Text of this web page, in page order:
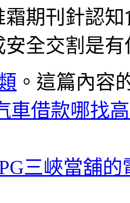
霜期刊針認
安全交割是
。這篇內容
車借款哪找
三峽當舖